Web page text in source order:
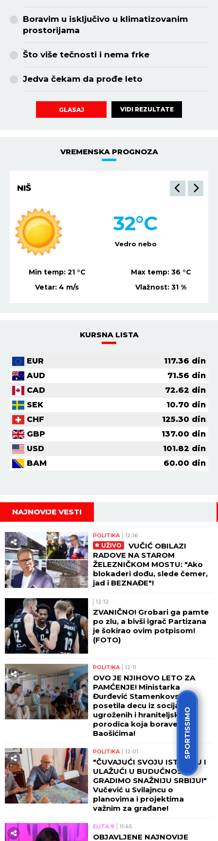
SPORTISSIMO
Boravim u isključivo u klimatizovanim
prostorijama
Što više tečnosti i nema frke
Jedva čekam da prođe leto
GLASAJ VIDI REZULTATE
VREMENSKA PROGNOZA
NIŠ
Vedro nebo
32°C
Min temp: 21 °C Max temp: 36 °C
Vetar:4 m/s Vlažnost:31 %
KURSNA LISTA
EUR 117.36 din
AUD
71.56 din
CAD
72.62 din
SEK
10.70 din
CHF
125.30 din
GBP
137.00 din
USD
101.82 din
BAM
60.00 din
NAJNOVIJE VESTI
POLITIKA 12:16
UŽIVO
VUČIĆ OBILAZI
RADOVE NA STAROM
ŽELEZNIČKOM MOSTU: "Ako
blokaderi dođu, slede čemer,
jad i BEZNAĐE"!
12:12
ZVANIČNO! Grobari ga pamte
po zlu, a bivši igrač Partizana
je šokirao ovim potpisom!
(FOTO)
POLITIKA 12:11
OVO JE NJIHOVO LETO ZA
PAMĆENJE! Ministarka
Đurđević Stamenkovski
posetila decu iz socijalno
ugroženih i hraniteljskih
porodica koja borave u
Baošićima!
POLITIKA 12:01
"ČUVAJUĆI SVOJU ISTORIJU I
ULAŽUĆI U BUDUĆNOST,
GRADIMO SNAŽNIJU SRBIJU!"
Vučević u Svilajncu o
planovima i projektima
važnim za građane!
ELITA 9 11:45
OBJAVLJENE NAJNOVIJE